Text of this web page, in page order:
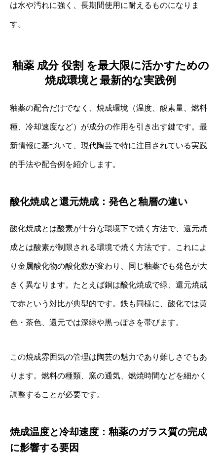
は水や汚れに強く、長期間使用に耐えるものになりま
す。
釉薬 成分 役割 を最大限に活かすための
焼成環境と最新的な実践例
釉薬の配合だけでなく、焼成環境（温度、酸素量、燃料
種、冷却速度など）が成分の作用を引き出す鍵です。最
新情報に基づいて、現代陶芸で特に注目されている実践
的手法や配合例を紹介します。
酸化焼成と還元焼成：発色と釉層の違い
酸化焼成とは酸素が十分な環境下で焼く方法で、還元焼
成とは酸素が制限される環境で焼く方法です。これによ
り金属酸化物の酸化数が変わり、同じ釉薬でも発色が大
きく異なります。たとえば銅は酸化焼成で緑、還元焼成
で赤という対比が典型的です。鉄も同様に、酸化では黄
色・茶色、還元では深緑や黒っぽさを帯びます。
この焼成雰囲気の管理は陶芸の魅力であり難しさでもあ
ります。燃料の種類、窯の通気、燃焼時間などを細かく
調整することが必要です。
焼成温度と冷却速度：釉薬のガラス質の完成
に影響する要因